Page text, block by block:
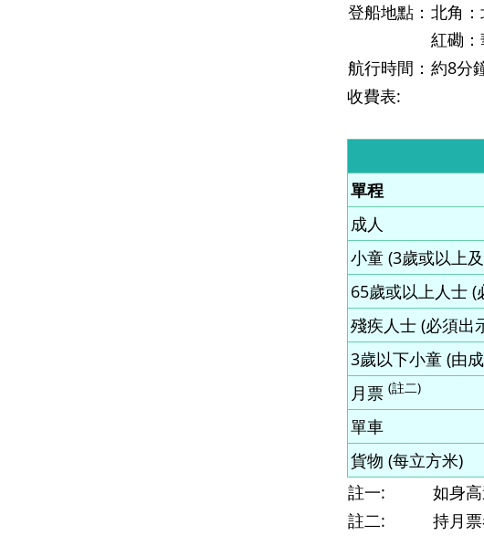
登船地點： 北角
紅磡
航行時間： 約8分
收費表:
單程
成人
小童 (3歲或以上
65歲或以上人士
殘疾人士 (必須出
3歲以下小童 (由
月票 (註二)
單車
貨物 (每立方米)
註一:
如身
註二:
持月